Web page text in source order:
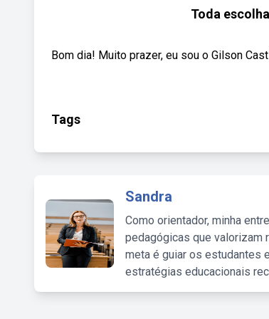
Toda
Bom dia! Muito prazer, eu sou o Gilson
Tags
Sandra
Como orientador, minha
pedagógicas que valorizam
meta é guiar os estudantes
estratégias educacionais